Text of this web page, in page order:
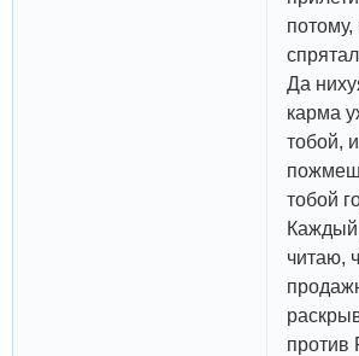
потому,
Да
карма
тобой,
тобой
Каждый
читаю,
против